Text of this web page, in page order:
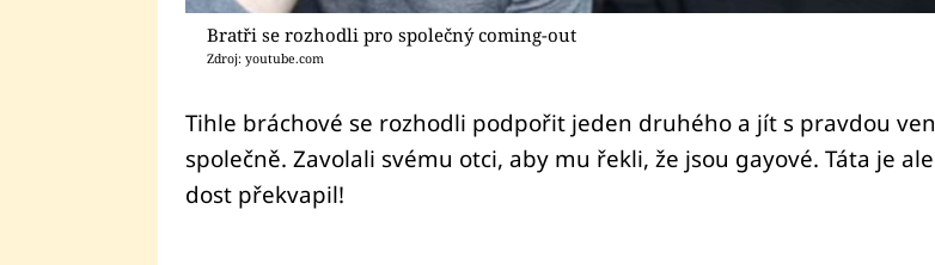
Bratři se rozhodli pro společný coming-out
Zdroj: youtube.com
Tihle bráchové se rozhodli podpořit jeden druhého a jít s pravdou ven
společně. Zavolali svému otci, aby mu řekli, že jsou gayové. Táta je ale
dost překvapil!